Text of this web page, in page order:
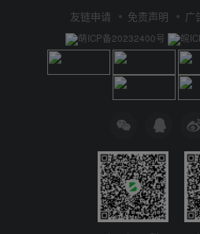
友链申请 免责声明 广
萌ICP备20232400号 皖